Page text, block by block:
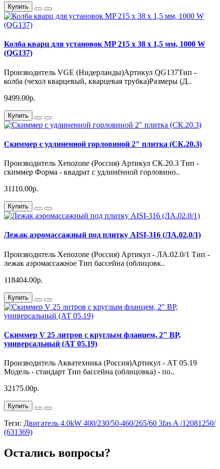
Купить
Колба кварц для установок MP 215 x 38 x 1,5 мм, 1000 W
(QG137)
Производитель VGE (Нидерланды)Артикул QG137Тип -
колба (чехол кварцевый, кварцевая трубка)Размеры (Д..
9499.00р.
Купить
Скиммер с удлиненной горловиной 2" плитка (СК.20.3)
Производитель Xenozone (Россия) Артикул СК.20.3 Тип -
скиммер Форма - квадрат с удлинённой горловино..
31110.00р.
Купить
Лежак аэромассажный под плитку AISI-316 (ЛА.02.0/1)
Производитель Xenozone (Россия) Артикул - ЛА.02.0/1 Тип -
лежак аэромассажное Тип бассейна (облицовк..
118404.00р.
Купить
Скиммер V 25 литров с круглым фланцем, 2" ВР,
универсальный (АТ 05.19)
Производитель Акватехника (Россия)Артикул - АТ 05.19
Модель - стандарт Тип бассейна (облицовка) - по..
32175.00р.
Купить
Теги: Двигатель 4.0kW 400/230/50-460/265/60 3fas A /12081250/
(631369)
Остались вопросы?